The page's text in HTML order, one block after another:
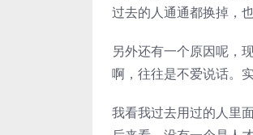
过去的人通通都换掉，也
另外还有一个原因呢，
啊，往往是不爱说话。
我看我过去用过的人里